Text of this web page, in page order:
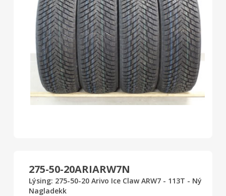
Lýsing: 275-50-20 Arivo Ice Claw ARW7 - 113T - Ný
Nagladekk
275-50-20ARIARW7N